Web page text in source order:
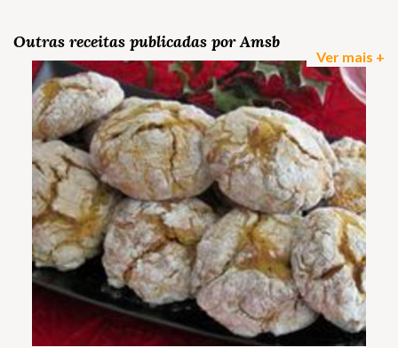
Outras receitas publicadas por Amsb
Ver mais +